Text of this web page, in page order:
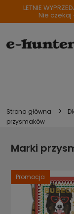
LETNIE
Nie
Strona główna >
przysmaków
Marki
Promocja